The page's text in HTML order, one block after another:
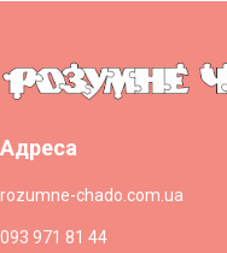
Адреса
rozumne-chado.com.ua
093 971 81 44